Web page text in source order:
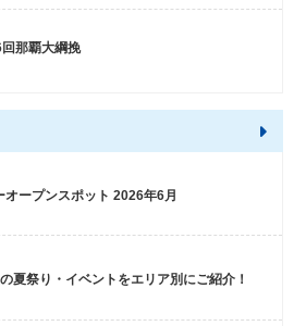
那覇大綱挽
オープンスポット 2026年6月
夏祭り・イベントをエリア別にご紹介！